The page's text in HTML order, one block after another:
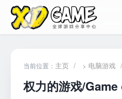
当前位置： 主页 / > 电脑游戏 /
权力的游戏/